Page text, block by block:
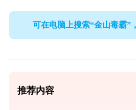
可在电脑上搜索“金山毒霸”
推荐内容